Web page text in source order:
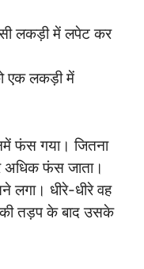
लकड़ी में लपेट कर
एक लकड़ी में
फंस गया। जितना
फंस जाता।
लगा। धीरे-धीरे वह
तड़प के बाद उसके